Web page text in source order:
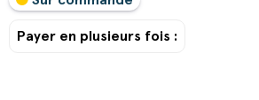
Payer en plusieurs fois :